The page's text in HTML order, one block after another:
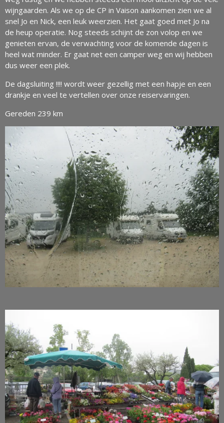
wijngaarden. Als we op de CP in Vaison aankomen zien we al
snel Jo en Nick, een leuk weerzien. Het gaat goed met Jo na
de heup operatie. Nog steeds schijnt de zon volop en we
genieten ervan, de verwachting voor de komende dagen is
heel wat minder. Er gaat net een camper weg en wij hebben
dus weer een plek.
De dagsluiting !!!! wordt weer gezellig met een hapje en een
drankje en veel te vertellen over onze reiservaringen.
Gereden 239 km